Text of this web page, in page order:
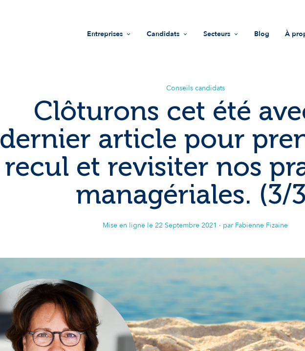
Entreprises
Guide recruteurs
Candidats
Conseils
Secteurs
Innovations & technologies
Fonds d'investissement
Blog À
Conseils candidats
Clôturons cet été
dernier article pour
recul et revisiter nos
managériales. (3/
Mise en ligne le22 Septembre 2021 · par Fabienne Fizaine